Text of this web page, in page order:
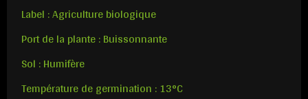
Label : Agriculture biologique
Port de la plante : Buissonnante
Sol : Humifère
Température de germination : 13°C